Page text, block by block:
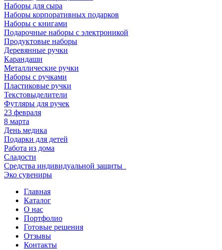
Наборы для сыра
Наборы корпоративных подарков
Наборы с книгами
Подарочные наборы с электроникой
Продуктовые наборы
Деревянные ручки
Карандаши
Металлические ручки
Наборы с ручками
Пластиковые ручки
Текстовыделители
Футляры для ручек
23 февраля
8 марта
День медика
Подарки для детей
Работа из дома
Сладости
Средства индивидуальной защиты_
Эко сувениры
Главная
Каталог
О нас
Портфолио
Готовые решения
Отзывы
Контакты